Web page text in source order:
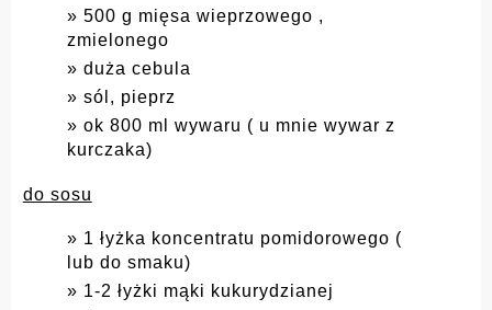
500 g mięsa wieprzowego ,
zmielonego
duża cebula
sól, pieprz
ok 800 ml wywaru ( u mnie wywar z
kurczaka)
do sosu
1 łyżka koncentratu pomidorowego (
lub do smaku)
1-2 łyżki mąki kukurydzianej